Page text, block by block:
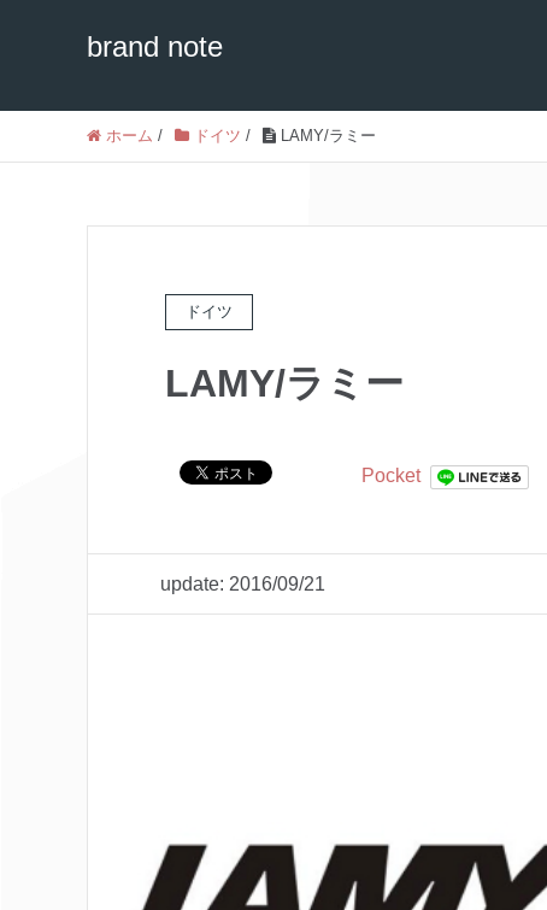
brand note
ホーム / ドイツ / LAMY/ラミー
ドイツ
LAMY/ラミー
Pocket
update: 2016/09/21